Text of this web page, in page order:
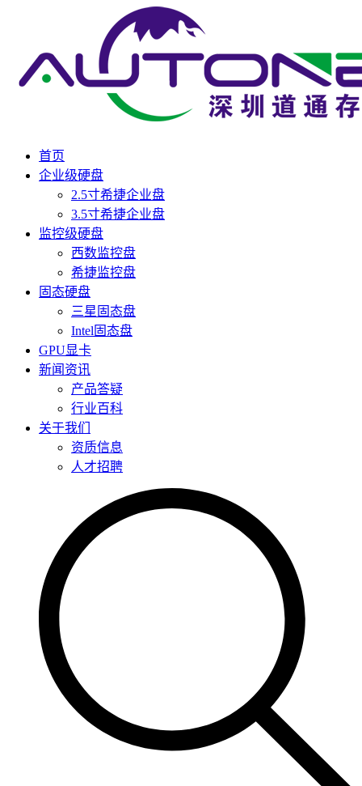
首页
企业级硬盘
2.5寸希捷企业盘
3.5寸希捷企业盘
监控级硬盘
西数监控盘
希捷监控盘
固态硬盘
三星固态盘
Intel固态盘
GPU显卡
新闻资讯
产品答疑
行业百科
关于我们
资质信息
人才招聘